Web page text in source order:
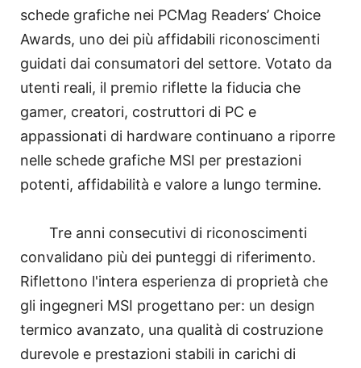
schede grafiche nei PCMag Readers’ Choice
Awards, uno dei più affidabili riconoscimenti
guidati dai consumatori del settore. Votato da
utenti reali, il premio riflette la fiducia che
gamer, creatori, costruttori di PC e
appassionati di hardware continuano a riporre
nelle schede grafiche MSI per prestazioni
potenti, affidabilità e valore a lungo termine.
Tre anni consecutivi di riconoscimenti
convalidano più dei punteggi di riferimento.
Riflettono l'intera esperienza di proprietà che
gli ingegneri MSI progettano per: un design
termico avanzato, una qualità di costruzione
durevole e prestazioni stabili in carichi di